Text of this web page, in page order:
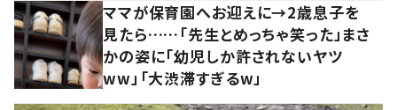
ママが保育園へお迎えに→2歳息子を
見たら……「先生とめっちゃ笑った」まさ
かの姿に「幼児しか許されないヤツ
ww」「大渋滞すぎるw」